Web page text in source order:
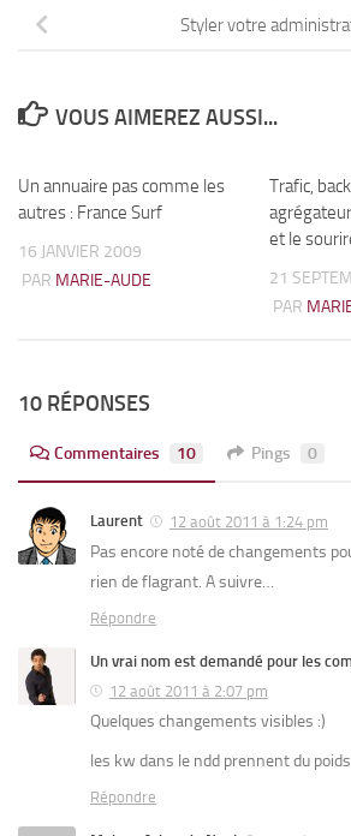
Styler votre
VOUS AIMEREZ AUSSI...
Un annuaire pas comme les
autres : France Surf
16 JANVIER 2009
PAR MARIE-AUDE
Trafic,
et le
21
PAR
10 RÉPONSES
Commentaires 10 Pings 0
Laurent 12 août 2011 à 1:24 pm
Pas encore noté de changements
rien de flagrant. A suivre…
Répondre
Un vrai nom est demandé pour les
12 août 2011 à 2:07 pm
Quelques changements visibles :)
les kw dans le ndd prennent du
Répondre